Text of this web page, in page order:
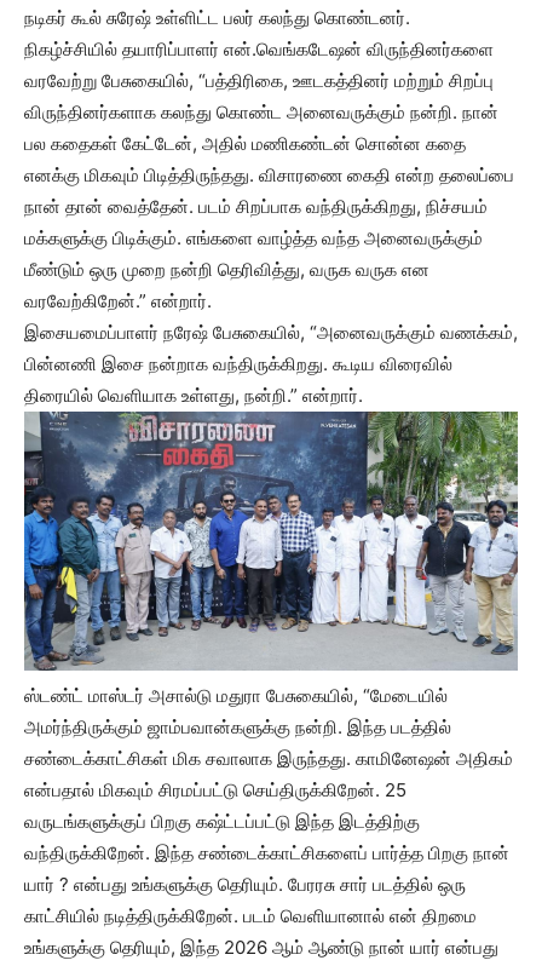
நடிகர் கூல் சுரேஷ் உள்ளிட்ட பலர் கலந்து கொண்டனர்.
நிகழ்ச்சியில் தயாரிப்பாளர் என்.வெங்கடேஷன் விருந்தினர்களை
வரவேற்று பேசுகையில், “பத்திரிகை, ஊடகத்தினர் மற்றும் சிறப்பு
விருந்தினர்களாக கலந்து கொண்ட அனைவருக்கும் நன்றி. நான்
பல கதைகள் கேட்டேன், அதில் மணிகண்டன் சொன்ன கதை
எனக்கு மிகவும் பிடித்திருந்தது. விசாரணை கைதி என்ற தலைப்பை
நான் தான் வைத்தேன். படம் சிறப்பாக வந்திருக்கிறது, நிச்சயம்
மக்களுக்கு பிடிக்கும். எங்களை வாழ்த்த வந்த அனைவருக்கும்
மீண்டும் ஒரு முறை நன்றி தெரிவித்து, வருக வருக என
வரவேற்கிறேன்.” என்றார்.
இசையமைப்பாளர் நரேஷ் பேசுகையில், “அனைவருக்கும் வணக்கம்,
பின்னணி இசை நன்றாக வந்திருக்கிறது. கூடிய விரைவில்
திரையில் வெளியாக உள்ளது, நன்றி.” என்றார்.
ஸ்டண்ட் மாஸ்டர் அசால்டு மதுரா பேசுகையில், “மேடையில்
அமர்ந்திருக்கும் ஜாம்பவான்களுக்கு நன்றி. இந்த படத்தில்
சண்டைக்காட்சிகள் மிக சவாலாக இருந்தது. காமினேஷன் அதிகம்
என்பதால் மிகவும் சிரமப்பட்டு செய்திருக்கிறேன். 25
வருடங்களுக்குப் பிறகு கஷ்ட்டப்பட்டு இந்த இடத்திற்கு
வந்திருக்கிறேன். இந்த சண்டைக்காட்சிகளைப் பார்த்த பிறகு நான்
யார் ? என்பது உங்களுக்கு தெரியும். பேரரசு சார் படத்தில் ஒரு
காட்சியில் நடித்திருக்கிறேன். படம் வெளியானால் என் திறமை
உங்களுக்கு தெரியும், இந்த 2026 ஆம் ஆண்டு நான் யார் என்பது